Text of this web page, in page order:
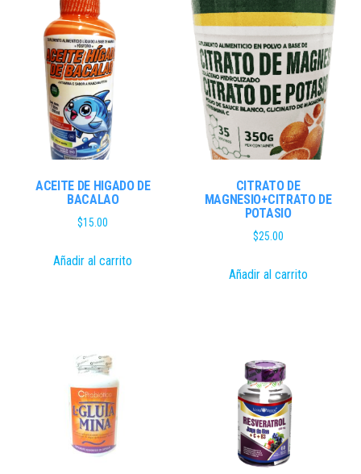
ACEITE DE HIGADO DE
BACALAO
$15.00
Añadir al carrito
CITRATO DE
MAGNESIO+CITRATO DE
POTASIO
$25.00
Añadir al carrito